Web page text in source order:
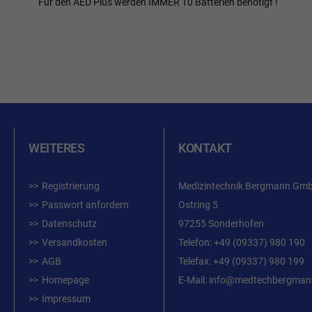
WEITERES
Registrierung
Passwort anfordern
Datenschutz
Versandkosten
AGB
Homepage
Impressum
KONTAKT
Medizintechnik Bergmann
Ostring 5
97255 Sonderhofen
Telefon:+49 (09337) 980 190
Telefax: +49 (09337) 980 199
E-Mail: